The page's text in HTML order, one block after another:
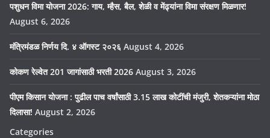
पशुधन विमा योजना 2026: गाय, म्हैस, बैल, शेळी व मेंढ्यांना विमा संरक्षण मिळणार!
August 6, 2026
मंत्रिमंडळ निर्णय दि. ४ ऑगस्ट २०२६ August 4, 2026
कोकण रेल्वेत 201 जागांसाठी भरती 2026 August 3, 2026
पीएम किसान योजना : पुढील पाच वर्षांसाठी 3.15 लाख कोटींची मंजुरी, शेतकऱ्यांना मोठा
दिलासा! August 2, 2026
Categories